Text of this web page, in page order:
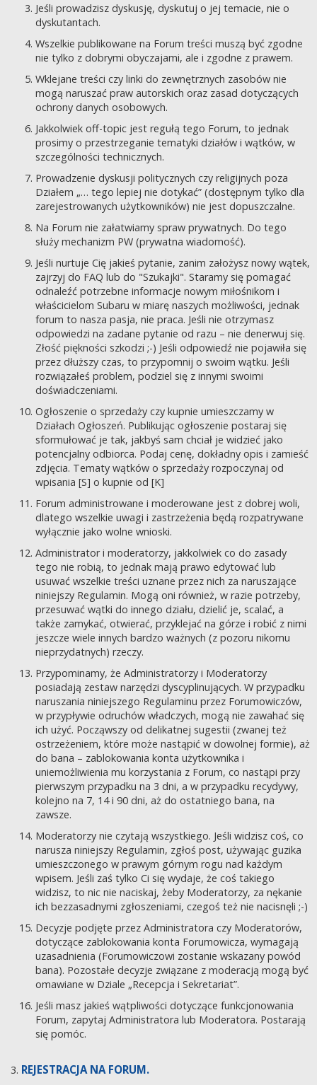
Jeśli prowadzisz dyskusję, dyskutuj o jej temacie, nie o
dyskutantach.
Wszelkie publikowane na Forum treści muszą być zgodne
nie tylko z dobrymi obyczajami, ale i zgodne z prawem.
Wklejane treści czy linki do zewnętrznych zasobów nie
mogą naruszać praw autorskich oraz zasad dotyczących
ochrony danych osobowych.
Jakkolwiek off-topic jest regułą tego Forum, to jednak
prosimy o przestrzeganie tematyki działów i wątków, w
szczególności technicznych.
Prowadzenie dyskusji politycznych czy religijnych poza
Działem „… tego lepiej nie dotykać” (dostępnym tylko dla
zarejestrowanych użytkowników) nie jest dopuszczalne.
Na Forum nie załatwiamy spraw prywatnych. Do tego
służy mechanizm PW (prywatna wiadomość).
Jeśli nurtuje Cię jakieś pytanie, zanim założysz nowy wątek,
zajrzyj do FAQ lub do "Szukajki". Staramy się pomagać
odnaleźć potrzebne informacje nowym miłośnikom i
właścicielom Subaru w miarę naszych możliwości, jednak
forum to nasza pasja, nie praca. Jeśli nie otrzymasz
odpowiedzi na zadane pytanie od razu – nie denerwuj się.
Złość piękności szkodzi ;-) Jeśli odpowiedź nie pojawiła się
przez dłuższy czas, to przypomnij o swoim wątku. Jeśli
rozwiązałeś problem, podziel się z innymi swoimi
doświadczeniami.
Ogłoszenie o sprzedaży czy kupnie umieszczamy w
Działach Ogłoszeń. Publikując ogłoszenie postaraj się
sformułować je tak, jakbyś sam chciał je widzieć jako
potencjalny odbiorca. Podaj cenę, dokładny opis i zamieść
zdjęcia. Tematy wątków o sprzedaży rozpoczynaj od
wpisania [S] o kupnie od [K]
Forum administrowane i moderowane jest z dobrej woli,
dlatego wszelkie uwagi i zastrzeżenia będą rozpatrywane
wyłącznie jako wolne wnioski.
Administrator i moderatorzy, jakkolwiek co do zasady
tego nie robią, to jednak mają prawo edytować lub
usuwać wszelkie treści uznane przez nich za naruszające
niniejszy Regulamin. Mogą oni również, w razie potrzeby,
przesuwać wątki do innego działu, dzielić je, scalać, a
także zamykać, otwierać, przyklejać na górze i robić z nimi
jeszcze wiele innych bardzo ważnych (z pozoru nikomu
nieprzydatnych) rzeczy.
Przypominamy, że Administratorzy i Moderatorzy
posiadają zestaw narzędzi dyscyplinujących. W przypadku
naruszania niniejszego Regulaminu przez Forumowiczów,
w przypływie odruchów władczych, mogą nie zawahać się
ich użyć. Począwszy od delikatnej sugestii (zwanej też
ostrzeżeniem, które może nastąpić w dowolnej formie), aż
do bana – zablokowania konta użytkownika i
uniemożliwienia mu korzystania z Forum, co nastąpi przy
pierwszym przypadku na 3 dni, a w przypadku recydywy,
kolejno na 7, 14 i 90 dni, aż do ostatniego bana, na
zawsze.
Moderatorzy nie czytają wszystkiego. Jeśli widzisz coś, co
narusza niniejszy Regulamin, zgłoś post, używając guzika
umieszczonego w prawym górnym rogu nad każdym
wpisem. Jeśli zaś tylko Ci się wydaje, że coś takiego
widzisz, to nic nie naciskaj, żeby Moderatorzy, za nękanie
ich bezzasadnymi zgłoszeniami, czegoś też nie nacisnęli ;-)
Decyzje podjęte przez Administratora czy Moderatorów,
dotyczące zablokowania konta Forumowicza, wymagają
uzasadnienia (Forumowiczowi zostanie wskazany powód
bana). Pozostałe decyzje związane z moderacją mogą być
omawiane w Dziale „Recepcja i Sekretariat”.
Jeśli masz jakieś wątpliwości dotyczące funkcjonowania
Forum, zapytaj Administratora lub Moderatora. Postarają
się pomóc.
REJESTRACJA NA FORUM.